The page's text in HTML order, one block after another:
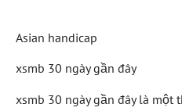
Asian handicap
xsmb 30 ngày gần đây
xsmb 30 ngày gần đây là